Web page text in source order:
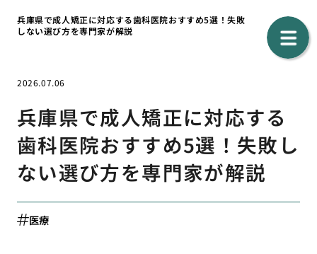
兵庫県で成人矯正に対応する歯科医院おすすめ5選！失敗
しない選び方を専門家が解説
2026.07.06
兵庫県で成人矯正に対応する
歯科医院おすすめ5選！失敗し
ない選び方を専門家が解説
医療